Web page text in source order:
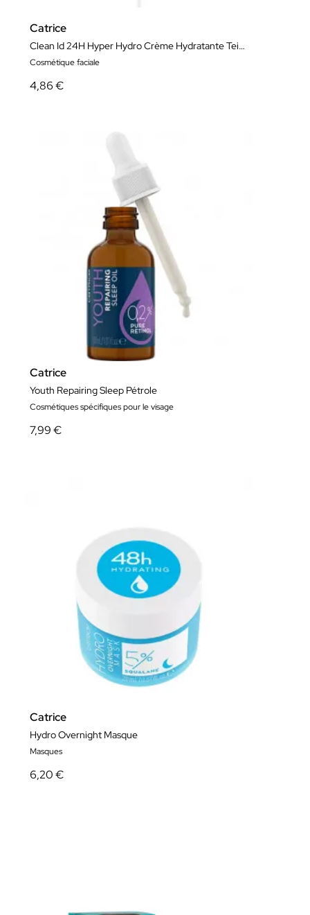
Catrice
Clean Id 24H Hyper Hydro Crème Hydratante Teintée
Cosmétique faciale
4,86 €
Catrice
Youth Repairing Sleep Pétrole
Cosmétiques spécifiques pour le visage
7,99 €
Catrice
Hydro Overnight Masque
Masques
6,20 €